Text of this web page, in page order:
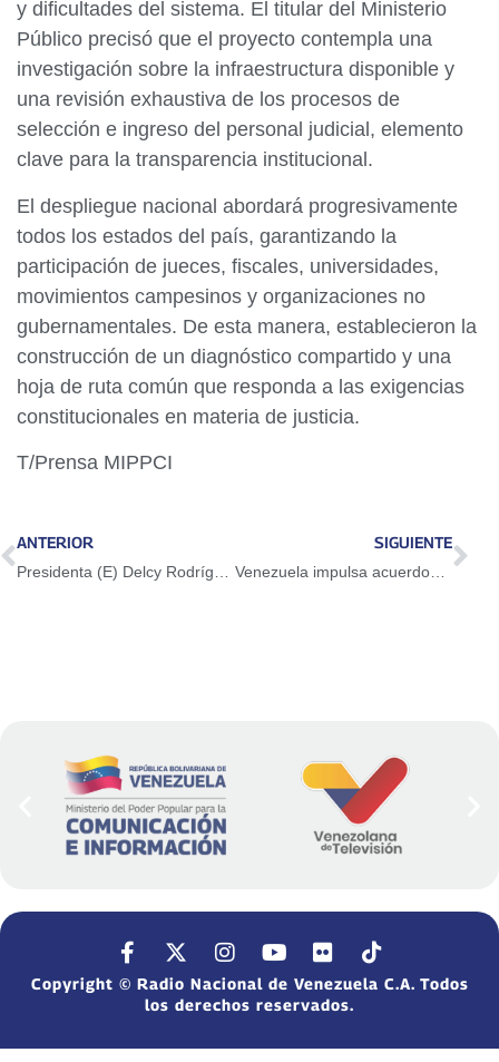
y dificultades del sistema. El titular del Ministerio
Público precisó que el proyecto contempla una
investigación sobre la infraestructura disponible y
una revisión exhaustiva de los procesos de
selección e ingreso del personal judicial, elemento
clave para la transparencia institucional.
El despliegue nacional abordará progresivamente
todos los estados del país, garantizando la
participación de jueces, fiscales, universidades,
movimientos campesinos y organizaciones no
gubernamentales. De esta manera, establecieron la
construcción de un diagnóstico compartido y una
hoja de ruta común que responda a las exigencias
constitucionales en materia de justicia.
T/Prensa MIPPCI
ANTERIOR
Presidenta (E) Delcy Rodríguez anuncia que en las próximas horas superarán las 500 liberaciones adicionales
SIGUIENTE
Venezuela impulsa acuerdos estratégicos en cumbre energética de Texas
Copyright © Radio Nacional de Venezuela C.A. Todos
los derechos reservados.